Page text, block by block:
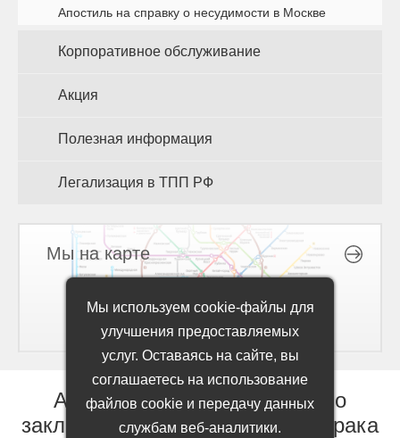
Апостиль на справку о несудимости в Москве
Корпоративное обслуживание
Акция
Полезная информация
Легализация в ТПП РФ
Мы на карте
Апостиль на свидетельство о
заключении или расторжении брака
Мы используем cookie-файлы для
улучшения предоставляемых
услуг. Оставаясь на сайте, вы
соглашаетесь на использование
файлов cookie и передачу данных
службам веб-аналитики.